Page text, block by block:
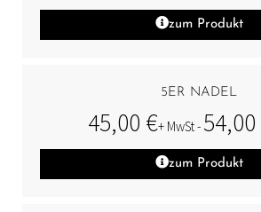
zum Produkt
5ER NADEL
45,00 €+ MwSt - 54,00
zum Produkt